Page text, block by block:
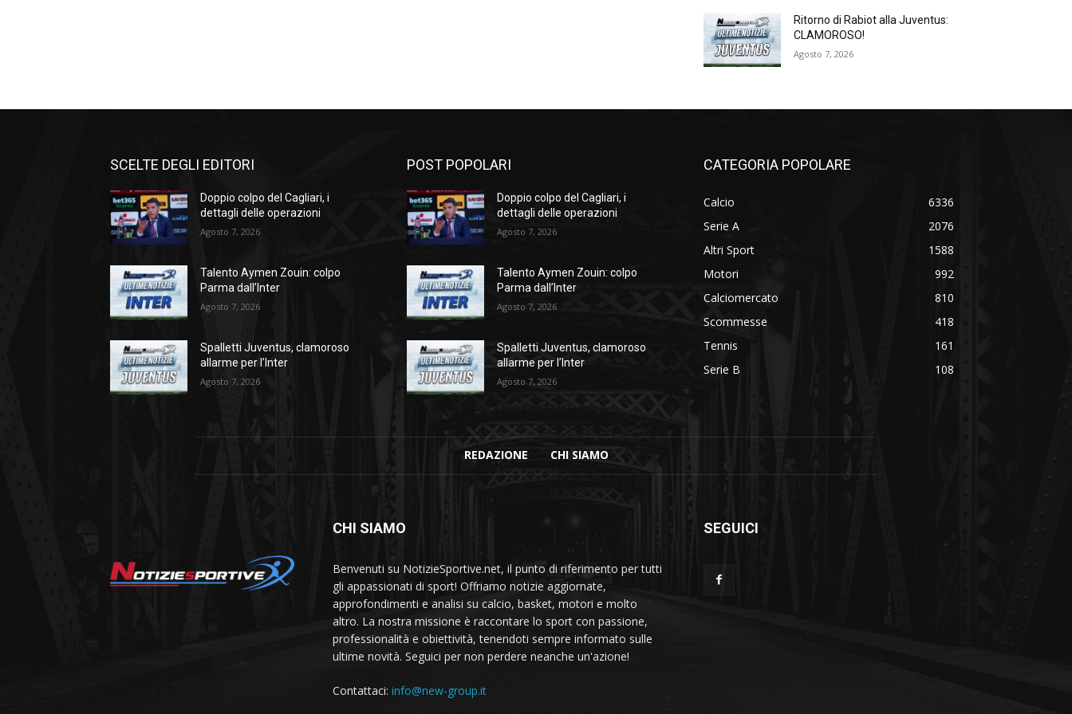
Ritorno di Rabiot alla Juventus:
CLAMOROSO!
Agosto 7, 2026
SCELTE DEGLI EDITORI
Doppio colpo del Cagliari, i
dettagli delle operazioni
Agosto 7, 2026
Talento Aymen Zouin: colpo
Parma dall’Inter
Agosto 7, 2026
Spalletti Juventus, clamoroso
allarme per l’Inter
Agosto 7, 2026
POST POPOLARI
Doppio colpo del Cagliari, i
dettagli delle operazioni
Agosto 7, 2026
Talento Aymen Zouin: colpo
Parma dall’Inter
Agosto 7, 2026
Spalletti Juventus, clamoroso
allarme per l’Inter
Agosto 7, 2026
CATEGORIA POPOLARE
Calcio
6336
Serie A
2076
Altri Sport
1588
Motori
992
Calciomercato
810
Scommesse
418
Tennis
161
Serie B
108
REDAZIONE CHI SIAMO
CHI SIAMO
Benvenuti su NotizieSportive.net, il punto di riferimento per tutti
gli appassionati di sport! Offriamo notizie aggiornate,
approfondimenti e analisi su calcio, basket, motori e molto
altro. La nostra missione è raccontare lo sport con passione,
professionalità e obiettività, tenendoti sempre informato sulle
ultime novità. Seguici per non perdere neanche un'azione!
Contattaci: info@new-group.it
SEGUICI